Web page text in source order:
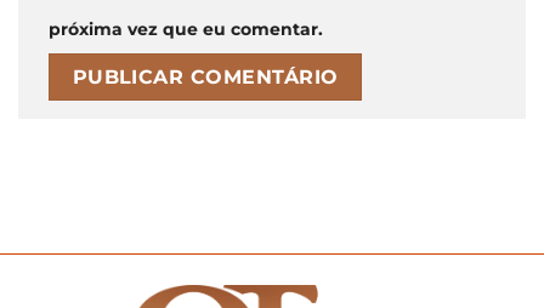
próxima vez que eu comentar.